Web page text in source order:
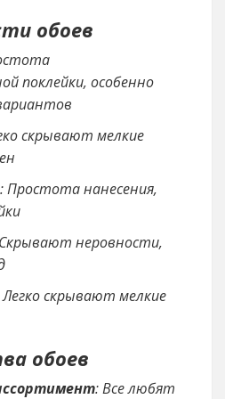
обоев
поклейки, особенно
скрывают мелкие
: Простота нанесения,
неровности,
Легко скрывают мелкие
обоев
: Все любят